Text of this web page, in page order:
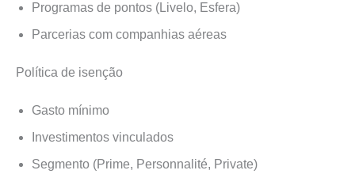
Programas de pontos (Livelo, Esfera)
Parcerias com companhias aéreas
Política de isenção
Gasto mínimo
Investimentos vinculados
Segmento (Prime, Personnalité, Private)